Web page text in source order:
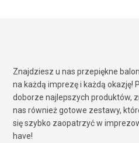
Znajdziesz u nas przepiękne
na każdą imprezę i każdą okazję!
doborze najlepszych produktów,
nas również gotowe zestawy,
się szybko zaopatrzyć w
have!